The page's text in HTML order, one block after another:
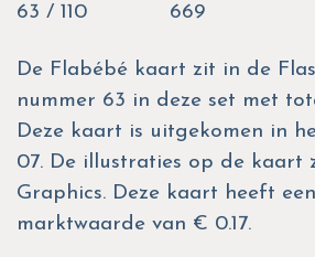
63 / 110
669
De Flabébé kaart zit in de
nummer 63 in deze set met
Deze kaart is uitgekomen in
07. De illustraties op de kaart
Graphics. Deze kaart heeft
marktwaarde van € 0.17.